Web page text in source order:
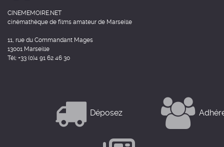
CINEMEMOIRE.NET
cinémathèque de films amateur de Marseille
11, rue du Commandant Mages
13001 Marseille
Tél: +33 (0)4 91 62 46 30
Déposez